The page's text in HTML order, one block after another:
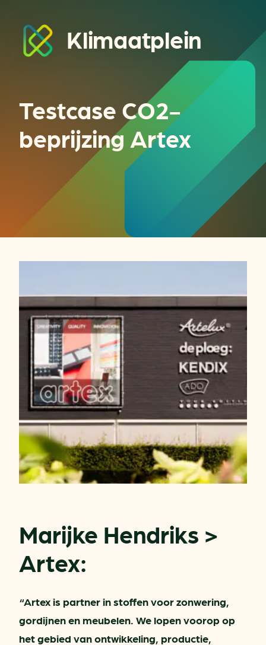
Klimaatplein
Testcase CO2-
beprijzing Artex
Marijke Hendriks >
Artex:
“Artex is partner in stoffen voor zonwering,
gordijnen en meubelen. We lopen voorop op
het gebied van ontwikkeling, productie,